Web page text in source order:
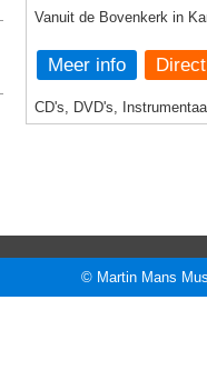
Vanuit de Bovenkerk in
Meer info
CD's, DVD's,
© Martin Mans